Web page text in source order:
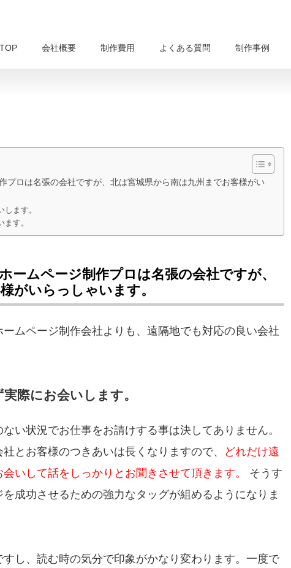
TOP 会社概要 制作費用 よくある質問 制作事例
プロは名張の会社ですが、北は宮城県から南は九州までお客様がい
ます。
す。
ームページ制作プロは名張の会社ですが、
がいらっしゃいます。
ムページ制作会社よりも、遠隔地でも対応の良い会社
際にお会いします。
い状況でお仕事をお請けする事は決してありません。
とお客様のつきあいは長くなりますので、 どれだけ遠
いして話をしっかりとお聞きさせて頂きます。
そうす
成功させるための強力なタッグが組めるようになりま
し、読む時の気分で印象がかなり変わります。一度で